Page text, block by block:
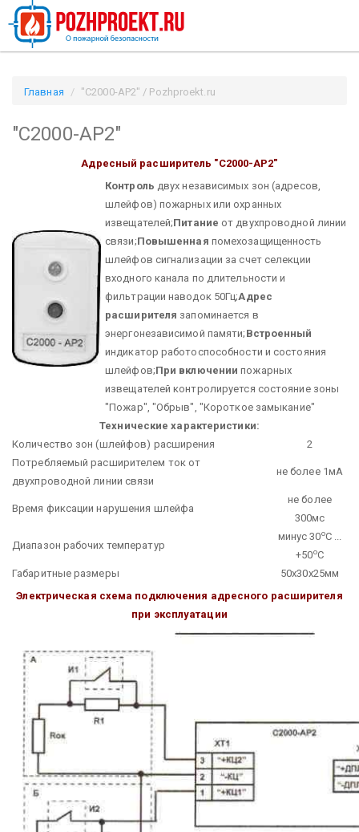
Главная "С2000-АР2" / Pozhproekt.ru
"С2000-АР2"
Адресный расширитель "С2000-АР2"
Контроль двух независимых зон (адресов,
шлейфов) пожарных или охранных
извещателей;Питание от двухпроводной линии
связи;Повышенная помехозащищенность
шлейфов сигнализации за счет селекции
входного канала по длительности и
фильтрации наводок 50Гц;Адрес
расширителя запоминается в
энергонезависимой памяти; Встроенный
индикатор работоспособности и состояния
шлейфов;При включении пожарных
извещателей контролируется состояние зоны
"Пожар", "Обрыв", "Короткое замыкание"
Технические характеристики:
Количество зон (шлейфов) расширения
2
Потребляемый расширителем ток от
двухпроводной линии связи
не более 1мА
Время фиксации нарушения шлейфа
не более
300мс
Диапазон рабочих температур
минус 30оС ...
+50оС
Габаритные размеры
50х30х25мм
Электрическая схема подключения адресного расширителя
при эксплуатации